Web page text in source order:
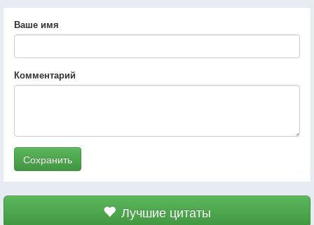
Ваше имя
Комментарий
Сохранить
Лучшие цитаты